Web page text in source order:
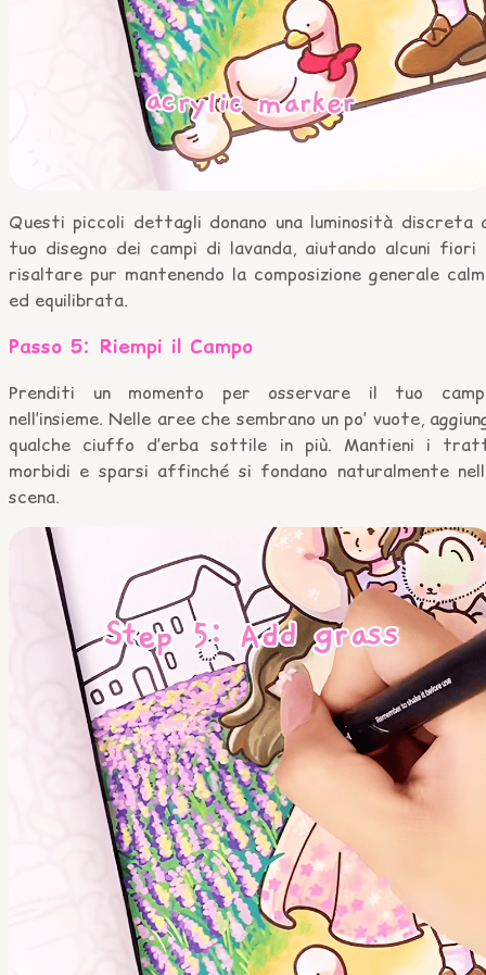
Questi piccoli dettagli donano una luminosità discreta
tuo disegno dei campi di lavanda, aiutando alcuni fiori
risaltare pur mantenendo la composizione generale
ed equilibrata.
Passo 5: Riempi il Campo
Prenditi un momento per osservare il tuo
nell’insieme. Nelle aree che sembrano un po’ vuote,
qualche ciuffo d’erba sottile in più. Mantieni i
morbidi e sparsi affinché si fondano naturalmente
scena.